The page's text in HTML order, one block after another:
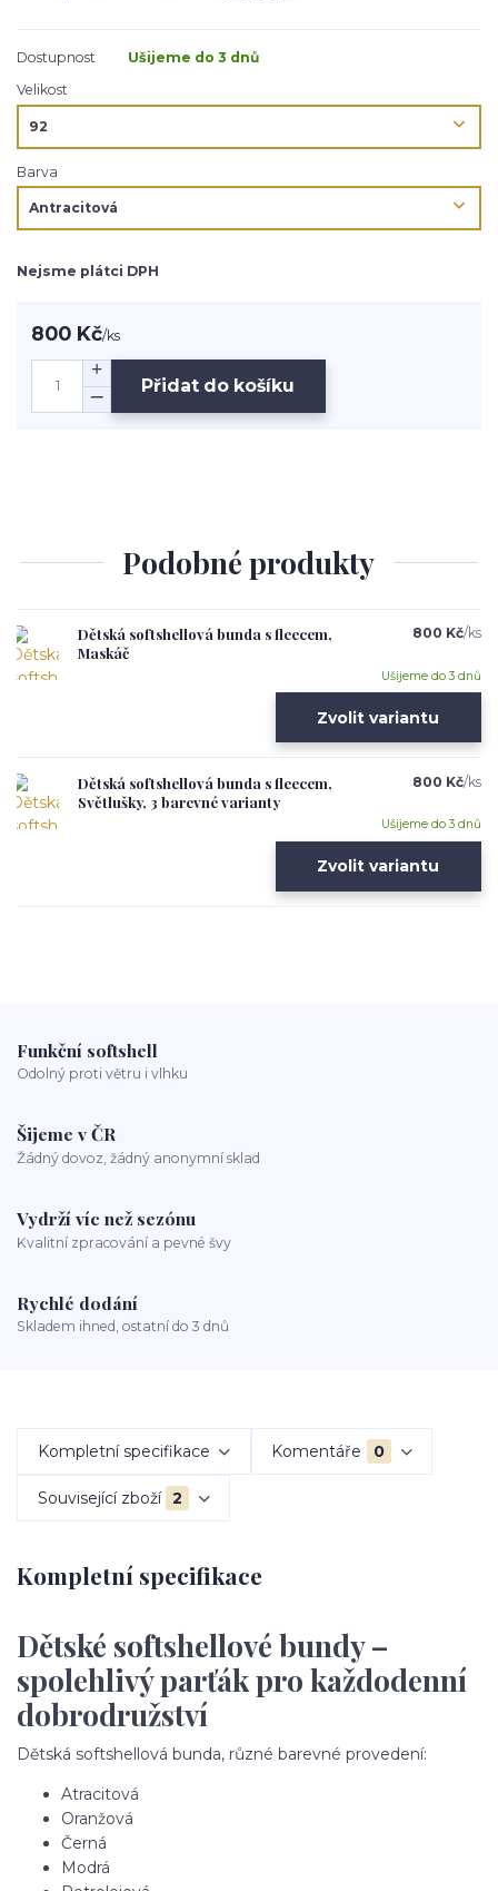
Dostupnost
Ušijeme do 3 dnů
Velikost
Barva
Nejsme plátci DPH
800 Kč/ks
Přidat do košíku
Podobné produkty
Dětská softshellová bunda s fleecem,
Maskáč
800 Kč/ks
Ušijeme do 3 dnů
Zvolit variantu
Dětská softshellová bunda s fleecem,
Světlušky, 3 barevné varianty
800 Kč/ks
Ušijeme do 3 dnů
Zvolit variantu
Funkční softshell
Odolný proti větru i vlhku
Šijeme v ČR
Žádný dovoz, žádný anonymní sklad
Vydrží víc než sezónu
Kvalitní zpracování a pevné švy
Rychlé dodání
Skladem ihned, ostatní do 3 dnů
Kompletní specifikace Komentáře 0
Související zboží 2
Kompletní specifikace
Dětské softshellové bundy –
spolehlivý parťák pro každodenní
dobrodružství
Dětská softshellová bunda, různé barevné provedení:
Atracitová
Oranžová
Černá
Modrá